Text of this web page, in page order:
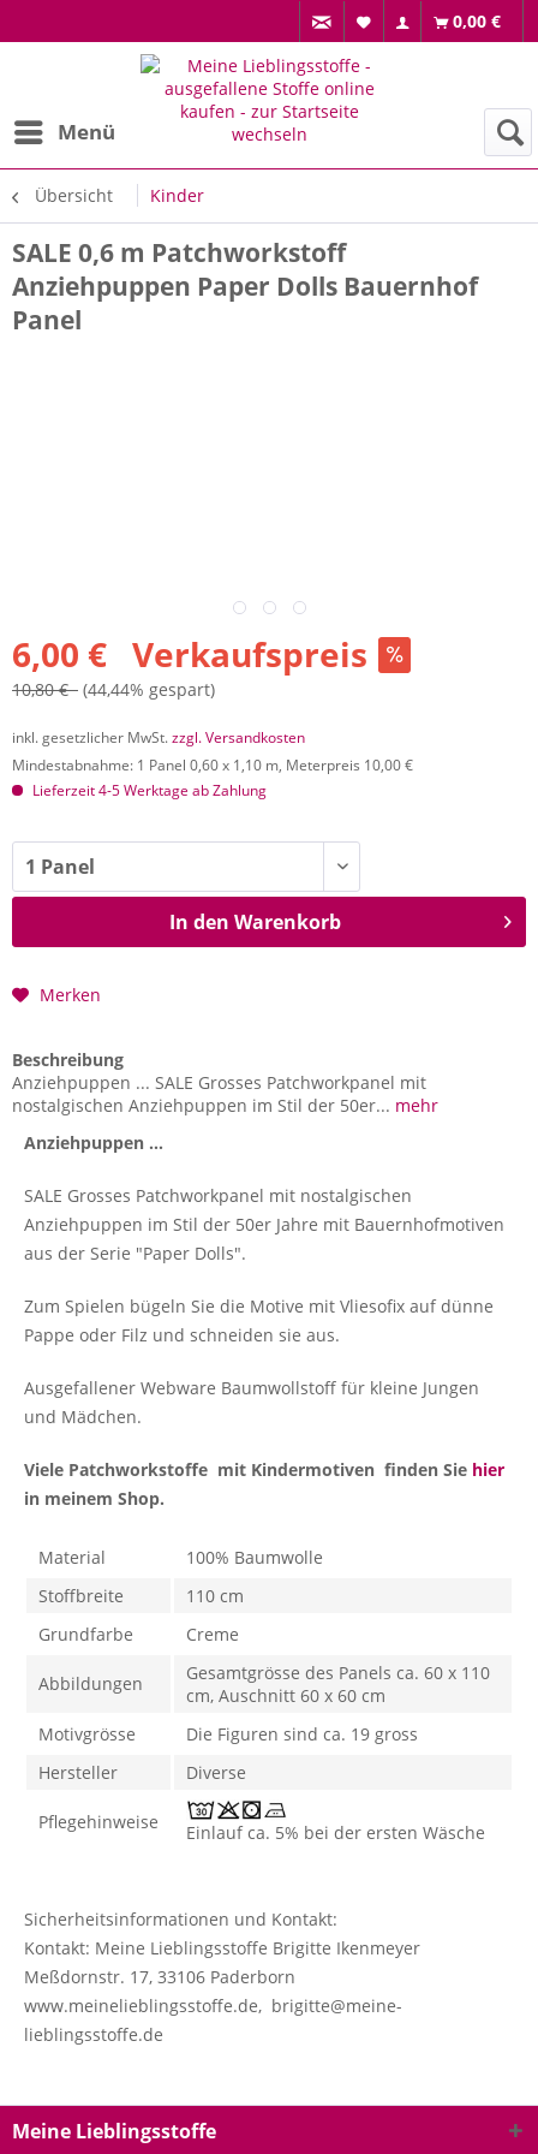
0,00 €
Menü
Übersicht Kinder
SALE 0,6 m Patchworkstoff
Anziehpuppen Paper Dolls Bauernhof
Panel
6,00 € Verkaufspreis
10,80 € (44,44% gespart)
inkl. gesetzlicher MwSt.zzgl. Versandkosten
Mindestabnahme: 1 Panel 0,60 x 1,10 m, Meterpreis 10,00 €
Lieferzeit 4-5 Werktage ab Zahlung
In den Warenkorb
Merken
Beschreibung
Anziehpuppen ... SALE Grosses Patchworkpanel mit
nostalgischen Anziehpuppen im Stil der 50er... mehr
Anziehpuppen ...
SALE Grosses Patchworkpanel mit nostalgischen
Anziehpuppen im Stil der 50er Jahre mit Bauernhofmotiven
aus der Serie "Paper Dolls".
Zum Spielen bügeln Sie die Motive mit Vliesofix auf dünne
Pappe oder Filz und schneiden sie aus.
Ausgefallener Webware Baumwollstoff für kleine Jungen
und Mädchen.
Viele Patchworkstoffe mit Kindermotiven finden Sie hier
in meinem Shop.
Material
100% Baumwolle
Stoffbreite
110 cm
Grundfarbe
Creme
Abbildungen
Gesamtgrösse des Panels ca. 60 x 110
cm, Auschnitt 60 x 60 cm
Motivgrösse
Die Figuren sind ca. 19 gross
Hersteller
Diverse
Pflegehinweise Einlauf ca. 5% bei der ersten Wäsche
Sicherheitsinformationen und Kontakt:
Kontakt: Meine Lieblingsstoffe Brigitte Ikenmeyer
Meßdornstr. 17, 33106 Paderborn
www.meinelieblingsstoffe.de, brigitte@meine-
lieblingsstoffe.de
Meine Lieblingsstoffe